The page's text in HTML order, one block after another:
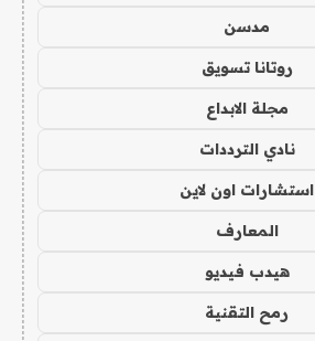
مدسن
روتانا تسويق
مجلة الابداع
نادي الترددات
استشارات اون لاين
المعارف
هيدب فيديو
رمح التقنية